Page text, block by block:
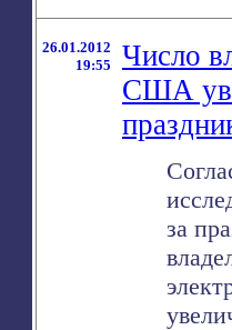
26.01.2012
19:55
Число
США
за